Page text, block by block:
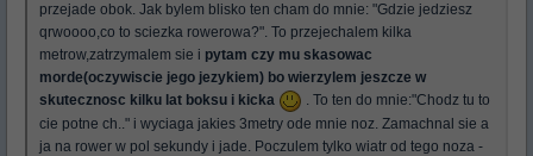
przejade obok. Jak bylem blisko ten cham do mnie: "Gdzie jedziesz
qrwoooo,co to sciezka rowerowa?". To przejechalem kilka
metrow,zatrzymalem sie i pytam czy mu skasowac
morde(oczywiscie jego jezykiem) bo wierzylem jeszcze w
skutecznosc kilku lat boksu i kicka
. To ten do mnie:"Chodz tu to
cie potne ch.." i wyciaga jakies 3metry ode mnie noz. Zamachnal sie a
ja na rower w pol sekundy i jade. Poczulem tylko wiatr od tego noza -